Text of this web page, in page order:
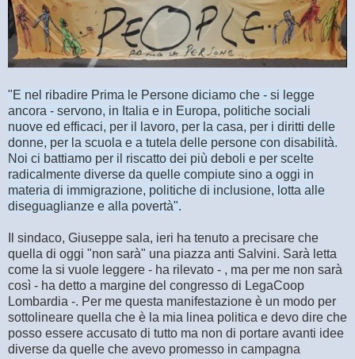
"E nel ribadire Prima le Persone diciamo che - si legge
ancora - servono, in Italia e in Europa, politiche sociali
nuove ed efficaci, per il lavoro, per la casa, per i diritti delle
donne, per la scuola e a tutela delle persone con disabilità.
Noi ci battiamo per il riscatto dei più deboli e per scelte
radicalmente diverse da quelle compiute sino a oggi in
materia di immigrazione, politiche di inclusione, lotta alle
diseguaglianze e alla povertà".
Il sindaco, Giuseppe sala, ieri ha tenuto a precisare che
quella di oggi "non sarà" una piazza anti Salvini. Sarà letta
come la si vuole leggere - ha rilevato - , ma per me non sarà
così - ha detto a margine del congresso di LegaCoop
Lombardia -. Per me questa manifestazione è un modo per
sottolineare quella che è la mia linea politica e devo dire che
posso essere accusato di tutto ma non di portare avanti idee
diverse da quelle che avevo promesso in campagna